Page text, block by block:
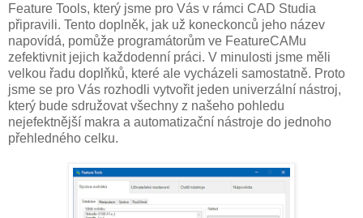
Feature Tools, který jsme pro Vás v rámci CAD Studia
připravili. Tento doplněk, jak už koneckonců jeho název
napovídá, pomůže programátorům ve FeatureCAMu
zefektivnit jejich každodenní práci. V minulosti jsme měli
velkou řadu doplňků, které ale vycházeli samostatně. Proto
jsme se pro Vás rozhodli vytvořit jeden univerzální nástroj,
který bude sdružovat všechny z našeho pohledu
nejefektnější makra a automatizační nástroje do jednoho
přehledného celku.